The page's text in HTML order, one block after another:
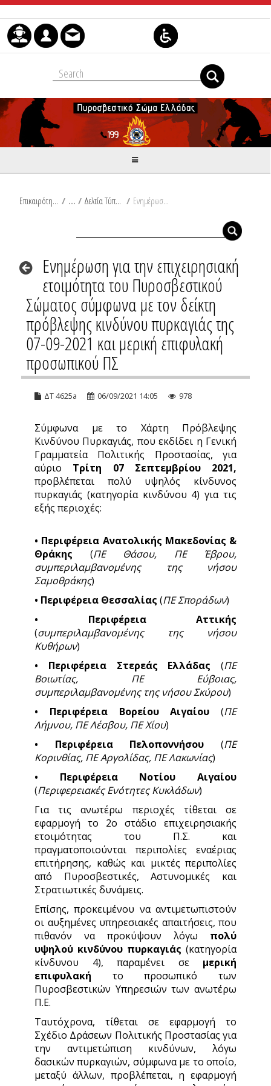
Skip to Content
Επικαιρότητα / Δελτία Τύπου / Ενημέρωση για την επιχειρησιακή ετοιμότητα του Πυροσβεστικού Σώματος σύμφωνα με τον δείκτη πρόβλεψης κινδύνου πυρκαγιάς της 07-09-2021 και μερική επιφυλακή προσωπικού ΠΣ
Ενημέρωση για την επιχειρησιακή
ετοιμότητα του Πυροσβεστικού
Σώματος σύμφωνα με τον δείκτη
πρόβλεψης κινδύνου πυρκαγιάς της
07-09-2021 και μερική επιφυλακή
προσωπικού ΠΣ
ΔΤ 4625a 06/09/2021 14:05 978
Σύμφωνα με το Χάρτη Πρόβλεψης
Κινδύνου Πυρκαγιάς, που εκδίδει η Γενική
Γραμματεία Πολιτικής Προστασίας, για
αύριο Τρίτη 07 Σεπτεμβρίου 2021,
προβλέπεται πολύ υψηλός κίνδυνος
πυρκαγιάς (κατηγορία κινδύνου 4) για τις
εξής περιοχές:
• Περιφέρεια Ανατολικής Μακεδονίας &
Θράκης (ΠΕ Θάσου, ΠΕ Έβρου,
συμπεριλαμβανομένης της νήσου
Σαμοθράκης)
• Περιφέρεια Θεσσαλίας (ΠΕ Σποράδων)
• Περιφέρεια Αττικής
(συμπεριλαμβανομένης της νήσου
Κυθήρων)
• Περιφέρεια Στερεάς Ελλάδας (ΠΕ
Βοιωτίας, ΠΕ Εύβοιας,
συμπεριλαμβανομένης της νήσου Σκύρου)
• Περιφέρεια Βορείου Αιγαίου (ΠΕ
Λήμνου, ΠΕ Λέσβου, ΠΕ Χίου)
• Περιφέρεια Πελοποννήσου (ΠΕ
Κορινθίας, ΠΕ Αργολίδας, ΠΕ Λακωνίας)
• Περιφέρεια Νοτίου Αιγαίου
(Περιφερειακές Ενότητες Κυκλάδων)
Για τις ανωτέρω περιοχές τίθεται σε
εφαρμογή το 2ο στάδιο επιχειρησιακής
ετοιμότητας του Π.Σ. και
πραγματοποιούνται περιπολίες εναέριας
επιτήρησης, καθώς και μικτές περιπολίες
από Πυροσβεστικές, Αστυνομικές και
Στρατιωτικές δυνάμεις.
Επίσης, προκειμένου να αντιμετωπιστούν
οι αυξημένες υπηρεσιακές απαιτήσεις, που
πιθανόν να προκύψουν λόγω πολύ
υψηλού κινδύνου πυρκαγιάς (κατηγορία
κίνδυνου 4), παραμένει σε μερική
επιφυλακή το προσωπικό των
Πυροσβεστικών Υπηρεσιών των ανωτέρω
Π.Ε.
Ταυτόχρονα, τίθεται σε εφαρμογή το
Σχέδιο Δράσεων Πολιτικής Προστασίας για
την αντιμετώπιση κινδύνων, λόγω
δασικών πυρκαγιών, σύμφωνα με το οποίο,
μεταξύ άλλων, προβλέπεται, η εφαρμογή